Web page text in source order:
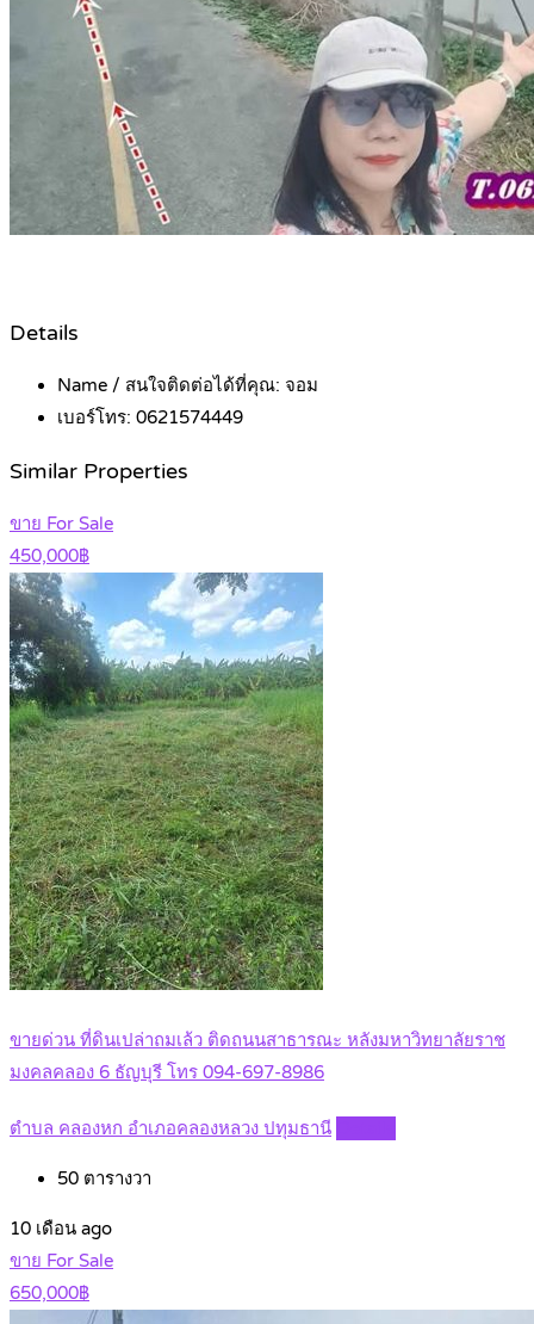
Details
Name / สนใจติดต่อได้ที่คุณ: จอม
เบอร์โทร: 0621574449
Similar Properties
ขาย For Sale
450,000฿
ขายด่วน ที่ดินเปล่าถมเล้ว ติดถนนสาธารณะ หลังมหาวิทยาลัยราช
มงคลคลอง 6 ธัญบุรี โทร 094-697-8986
ตำบล คลองหก อำเภอคลองหลวง ปทุมธานี
50 ตารางวา
10 เดือน ago
ขาย For Sale
650,000฿